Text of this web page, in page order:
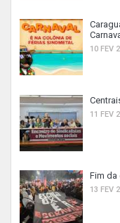
10 FEV
11 FEV
Fim da
13 FEV